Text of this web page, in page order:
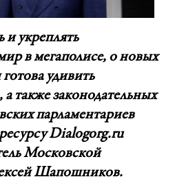
и укреплять
в мегаполисе, о новых
удивить
также законодательных
парламентариев
Dialogorg.ru
Московской
Шапошников.